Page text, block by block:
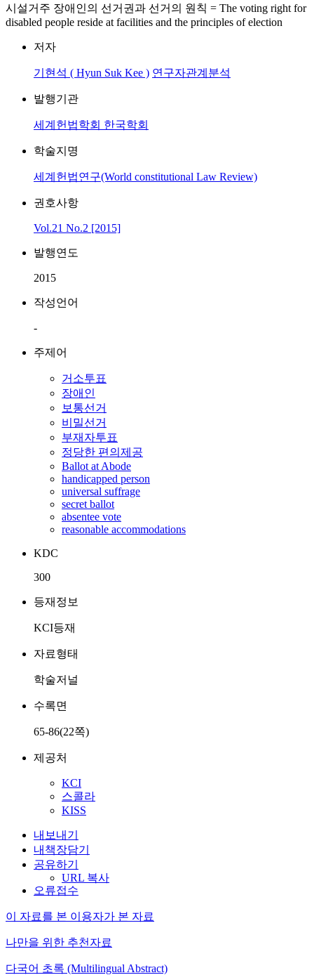
시설거주 장애인의 선거권과 선거의 원칙 = The voting right for
disabled people reside at facilities and the principles of election
저자
기현석 ( Hyun Suk Kee ) 연구자관계분석
발행기관
세계헌법학회 한국학회
학술지명
세계헌법연구(World constitutional Law Review)
권호사항
Vol.21 No.2 [2015]
발행연도
2015
작성언어
-
주제어
거소투표
장애인
보통선거
비밀선거
부재자투표
정당한 편의제공
Ballot at Abode
handicapped person
universal suffrage
secret ballot
absentee vote
reasonable accommodations
KDC
300
등재정보
KCI등재
자료형태
학술저널
수록면
65-86(22쪽)
제공처
KCI
스콜라
KISS
내보내기
내책장담기
공유하기
URL 복사
오류접수
이 자료를 본 이용자가 본 자료
나만을 위한 추천자료
다국어 초록 (Multilingual Abstract)